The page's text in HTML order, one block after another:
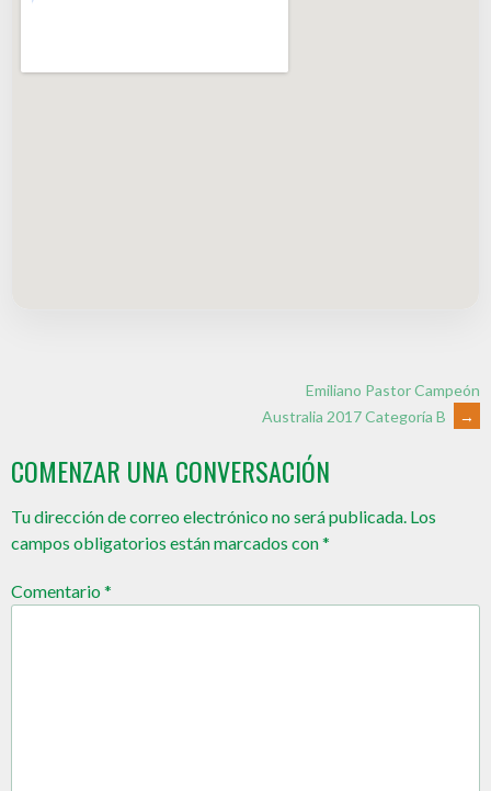
Emiliano Pastor Campeón
Australia 2017 Categoría B
→
COMENZAR UNA CONVERSACIÓN
Tu dirección de correo electrónico no será publicada. Los
campos obligatorios están marcados con*
Comentario*